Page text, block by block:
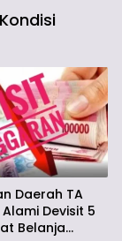
Daerah TA
Devisit 5
Belanja